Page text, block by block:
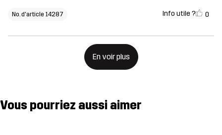
No. d'article 14287 Info utile ? 0
En voir plus
Vous pourriez aussi aimer